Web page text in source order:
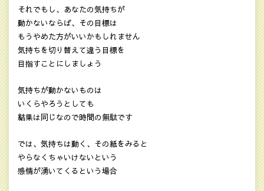
それでもし、あなたの気持ちが
動かないならば、その目標は
もうやめた方がいいかもしれません
気持ちを切り替えて違う目標を
目指すことにしましょう
気持ちが動かないものは
いくらやろうとしても
結果は同じなので時間の無駄です
では、気持ちは動く、その紙をみると
やらなくちゃいけないという
感情が湧いてくるという場合